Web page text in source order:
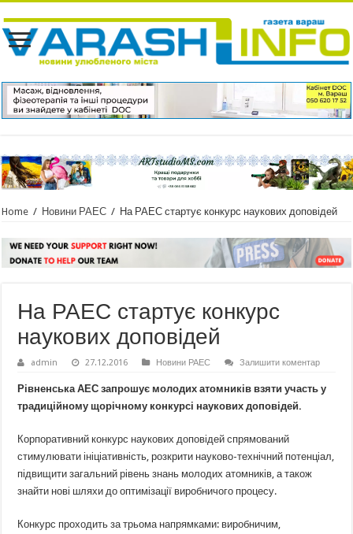
Home / Новини РАЕС / На РАЕС стартує конкурс наукових доповідей
На РАЕС стартує конкурс
наукових доповідей
admin 27.12.2016 Новини РАЕС Залишити коментар
Рівненська АЕС запрошує молодих атомників взяти участь у
традиційному щорічному конкурсі наукових доповідей.
Корпоративний конкурс наукових доповідей спрямований
стимулювати ініціативність, розкрити науково-технічний потенціал,
підвищити загальний рівень знань молодих атомників, а також
знайти нові шляхи до оптимізації виробничого процесу.
Конкурс проходить за трьома напрямками: виробничим,